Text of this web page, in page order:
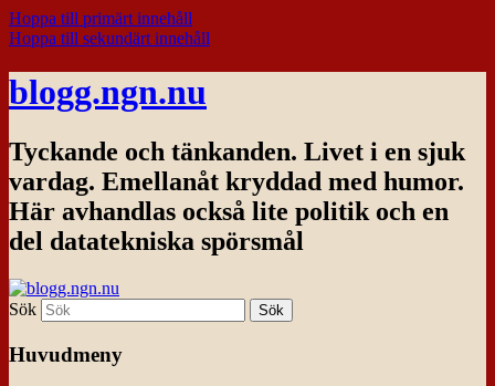
Hoppa till primärt innehåll
Hoppa till sekundärt innehåll
blogg.ngn.nu
Tyckande och tänkanden. Livet i en sjuk
vardag. Emellanåt kryddad med humor.
Här avhandlas också lite politik och en
del datatekniska spörsmål
Sök
Huvudmeny